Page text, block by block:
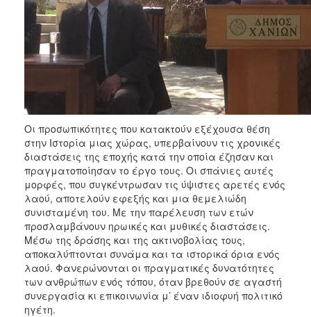
Οι προσωπικότητες που κατακτούν εξέχουσα θέση
στην Ιστορία μιας χώρας, υπερβαίνουν τις χρονικές
διαστάσεις της εποχής κατά την οποία έζησαν και
πραγματοποίησαν το έργο τους. Οι σπάνιες αυτές
μορφές, που συγκέντρωσαν τις ύψιστες αρετές ενός
λαού, αποτελούν εφεξής και μια θεμελιώδη
συνισταμένη του. Με την παρέλευση των ετών
προσλαμβάνουν ηρωικές και μυθικές διαστάσεις.
Μέσω της δράσης και της ακτινοβολίας τους,
αποκαλύπτονται συνάμα και τα ιστορικά όρια ενός
λαού. Φανερώνονται οι πραγματικές δυνατότητες
των ανθρώπων ενός τόπου, όταν βρεθούν σε αγαστή
συνεργασία κι επικοινωνία μ’ έναν ιδιοφυή πολιτικό
ηγέτη.